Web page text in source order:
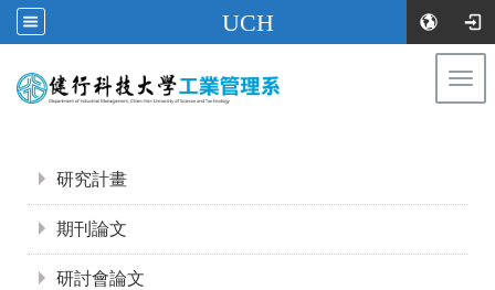
UCH
研究計畫
期刊論文
研討會論文